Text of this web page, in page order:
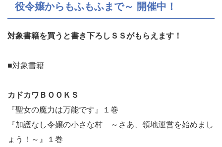
役令嬢からもふもふまで～ 開催中！
対象書籍を買うと書き下ろしＳＳがもらえます！
■対象書籍
カドカワＢＯＯＫＳ
『聖女の魔力は万能です』１巻
『加護なし令嬢の小さな村 ～さあ、領地運営を始めまし
ょう！～』１巻